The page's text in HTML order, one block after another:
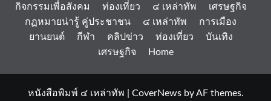
กิจกรรมเพื่อสังคม
ท่องเที่ยว ๔ เหล่าทัพ
เศรษฐกิจ
กฏหมายน่ารู้ คู่ประชาชน
๔ เหล่าทัพ
การเมือง
ยานยนต์
กีฬา คลิปข่าว ท่องเที่ยว
บันเทิง
เศรษฐกิจ
Home
หนังสือพิมพ์ ๔ เหล่าทัพ CoverNewsby AF themes.